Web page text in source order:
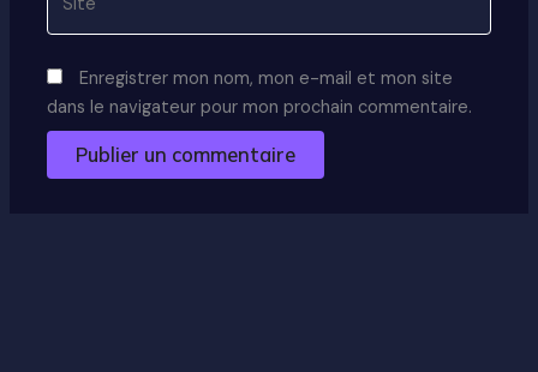
Enregistrer mon nom, mon e-mail et mon site
dans le navigateur pour mon prochain commentaire.